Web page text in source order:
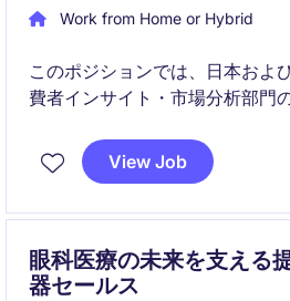
Work from Home or Hybrid
このポジションでは、日本およ
費者インサイト・市場分析部門
上部門と密接に連携し、データ
促進する役割を担います。
View Job
眼科医療の未来を支える
器セールス